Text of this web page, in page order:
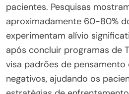
pacientes. Pesquisas
aproximadamente 60-80%
experimentam alívio
após concluir programas de
visa padrões de
negativos, ajudando os